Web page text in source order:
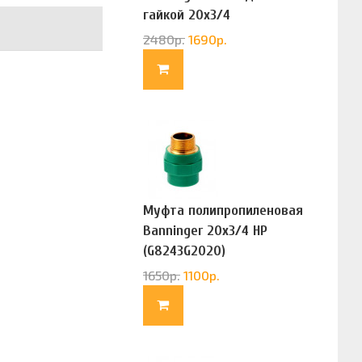
гайкой 20х3/4
(G83322020)
2480р. 1690р.
Муфта полипропиленовая
Banninger 20х3/4 НР
(G8243G2020)
1650р. 1100р.